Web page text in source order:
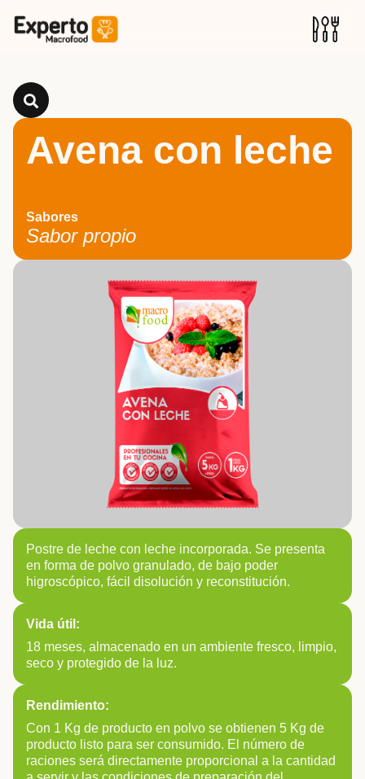
Avena con leche
Sabores
Sabor propio
Postre de leche con leche incorporada. Se presenta
en forma de polvo granulado, de bajo poder
higroscópico, fácil disolución y reconstitución.
Vida útil:
18 meses, almacenado en un ambiente fresco, limpio,
seco y protegido de la luz.
Rendimiento:
Con 1 Kg de producto en polvo se obtienen 5 Kg de
producto listo para ser consumido. El número de
raciones será directamente proporcional a la cantidad